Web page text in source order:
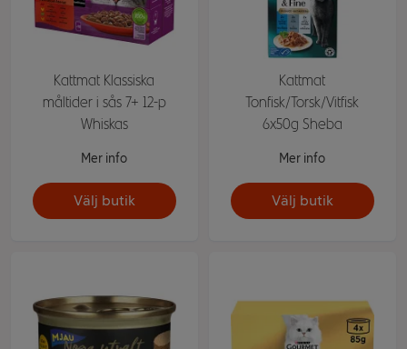
Kattmat Klassiska
måltider i sås 7+ 12-p
Whiskas
Mer info
Välj butik
Kattmat
Tonfisk/Torsk/Vitfisk
6x50g Sheba
Mer info
Välj butik